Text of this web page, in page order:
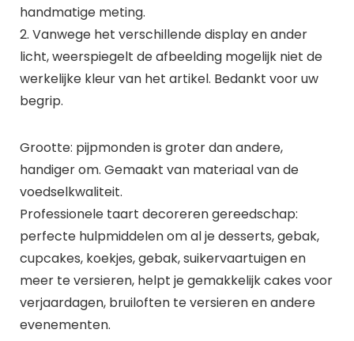
handmatige meting.
2. Vanwege het verschillende display en ander
licht, weerspiegelt de afbeelding mogelijk niet de
werkelijke kleur van het artikel. Bedankt voor uw
begrip.
Grootte: pijpmonden is groter dan andere,
handiger om. Gemaakt van materiaal van de
voedselkwaliteit.
Professionele taart decoreren gereedschap:
perfecte hulpmiddelen om al je desserts, gebak,
cupcakes, koekjes, gebak, suikervaartuigen en
meer te versieren, helpt je gemakkelijk cakes voor
verjaardagen, bruiloften te versieren en andere
evenementen.